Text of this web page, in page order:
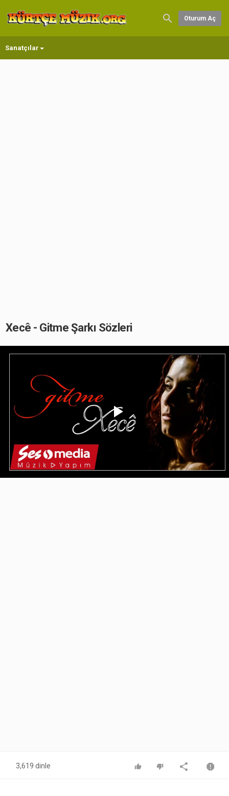
Oturum Aç
Sanatçılar
Xecê - Gitme Şarkı Sözleri
Play
Video
3,619 dinle